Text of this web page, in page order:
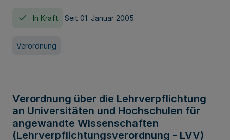
In Kraft Seit 01. Januar 2005
Verordnung
Verordnung über die Lehrverpflichtung
an Universitäten und Hochschulen für
angewandte Wissenschaften
(Lehrverpflichtungsverordnung - LVV)